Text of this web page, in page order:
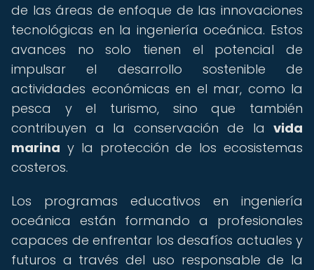
de las áreas de enfoque de las innovaciones
tecnológicas en la ingeniería oceánica. Estos
avances no solo tienen el potencial de
impulsar el desarrollo sostenible de
actividades económicas en el mar, como la
pesca y el turismo, sino que también
contribuyen a la conservación de la vida
marina y la protección de los ecosistemas
costeros.
Los programas educativos en ingeniería
oceánica están formando a profesionales
capaces de enfrentar los desafíos actuales y
futuros a través del uso responsable de la